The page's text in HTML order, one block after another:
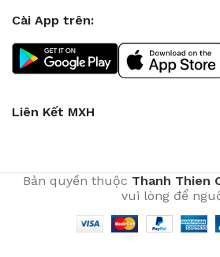
Cài App trên:
Liên Kết MXH
Bản quyền thuộc Thanh Thien
vui lòng để